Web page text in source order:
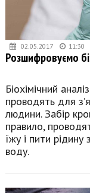
02.05.2017 11:30
Розшифровуємо
Біохімічний
проводять для
людини. Забір
правило,
їжу і пити
воду.